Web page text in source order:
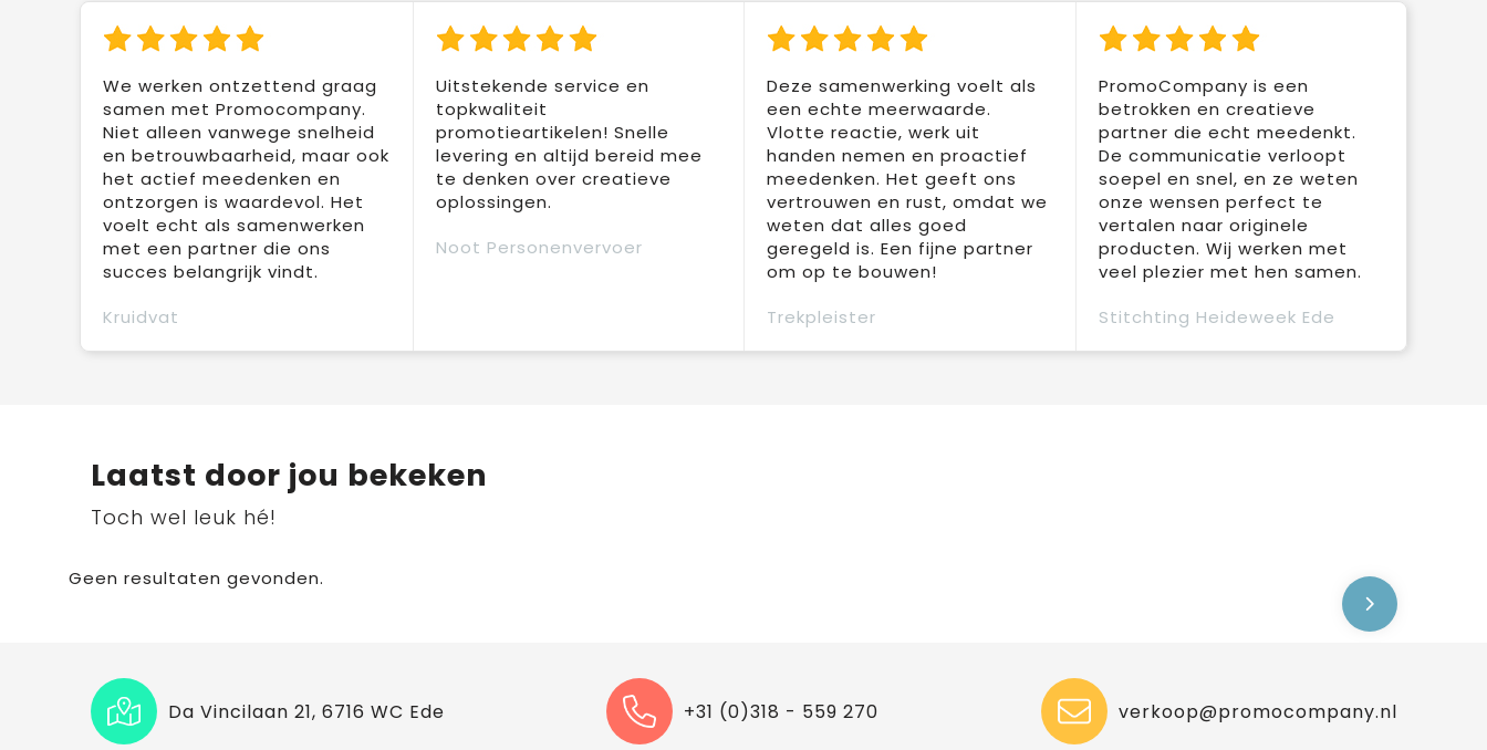
We werken ontzettend graag
samen met Promocompany.
Niet alleen vanwege snelheid
en betrouwbaarheid, maar ook
het actief meedenken en
ontzorgen is waardevol. Het
voelt echt als samenwerken
met een partner die ons
succes belangrijk vindt.
Kruidvat
Uitstekende service en
topkwaliteit
promotieartikelen! Snelle
levering en altijd bereid mee
te denken over creatieve
oplossingen.
Noot Personenvervoer
Deze samenwerking voelt als
een echte meerwaarde.
Vlotte reactie, werk uit
handen nemen en proactief
meedenken. Het geeft ons
vertrouwen en rust, omdat we
weten dat alles goed
geregeld is. Een fijne partner
om op te bouwen!
Trekpleister
PromoCompany is een
betrokken en creatieve
partner die echt meedenkt.
De communicatie verloopt
soepel en snel, en ze weten
onze wensen perfect te
vertalen naar originele
producten. Wij werken met
veel plezier met hen samen.
Stitchting Heideweek Ede
Laatst door jou bekeken
Toch wel leuk hé!
Geen resultaten gevonden.
Da Vincilaan 21, 6716 WC Ede +31 (0)318 - 559 270 verkoop@promocompany.nl